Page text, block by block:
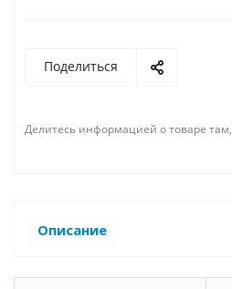
Поделиться
Делитесь информацией о товаре там,
Описание